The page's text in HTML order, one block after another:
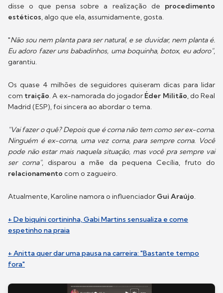
disse o que pensa sobre a realização de procedimento
estéticos, algo que ela, assumidamente, gosta.
"Não sou nem planta para ser natural, e se duvidar, nem planta é.
Eu adoro fazer uns babadinhos, uma boquinha, botox, eu adoro",
garantiu.
Os quase 4 milhões de seguidores quiseram dicas para lidar
com traição. A ex-namorada do jogador Éder Militão, do Real
Madrid (ESP), foi sincera ao abordar o tema.
"Vai fazer o quê? Depois que é corna não tem como ser ex-corna.
Ninguém é ex-corna, uma vez corna, para sempre corna. Você
pode não estar mais naquela situação, mas você pra sempre vai
ser corna", disparou a mãe da pequena Cecília, fruto do
relacionamento com o zagueiro.
Atualmente, Karoline namora o influenciador Gui Araújo.
+ De biquíni cortininha, Gabi Martins sensualiza e come
espetinho na praia
+ Anitta quer dar uma pausa na carreira: "Bastante tempo
fora"